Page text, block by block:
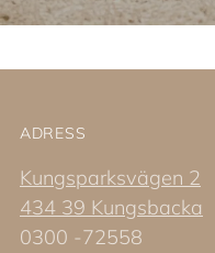
ADRESS
Kungsparksvägen 2
434 39 Kungsbacka
0300 -72558